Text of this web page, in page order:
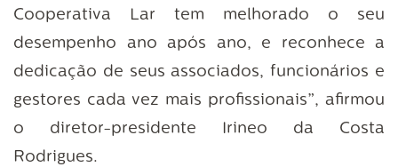
Cooperativa Lar tem melhorado o seu
desempenho ano após ano, e reconhece a
dedicação de seus associados, funcionários e
gestores cada vez mais profissionais”, afirmou
o diretor-presidente Irineo da Costa
Rodrigues.